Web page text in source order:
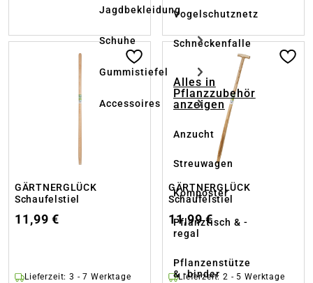
Jagdbekleidung
Schuhe
Gummistiefel
Accessoires
Vogelschutznetz
Schneckenfalle
Alles in
Pflanzzubehör
anzeigen
Anzucht
Streuwagen
Komposter
Pflanztisch & -
regal
Pflanzenstütze
& -binder
GÄRTNERGLÜCK
Schaufelstiel
11,99 €
Lieferzeit: 3 - 7 Werktage
GÄRTNERGLÜCK
Schaufelstiel
11,99 €
Lieferzeit: 2 - 5 Werktage